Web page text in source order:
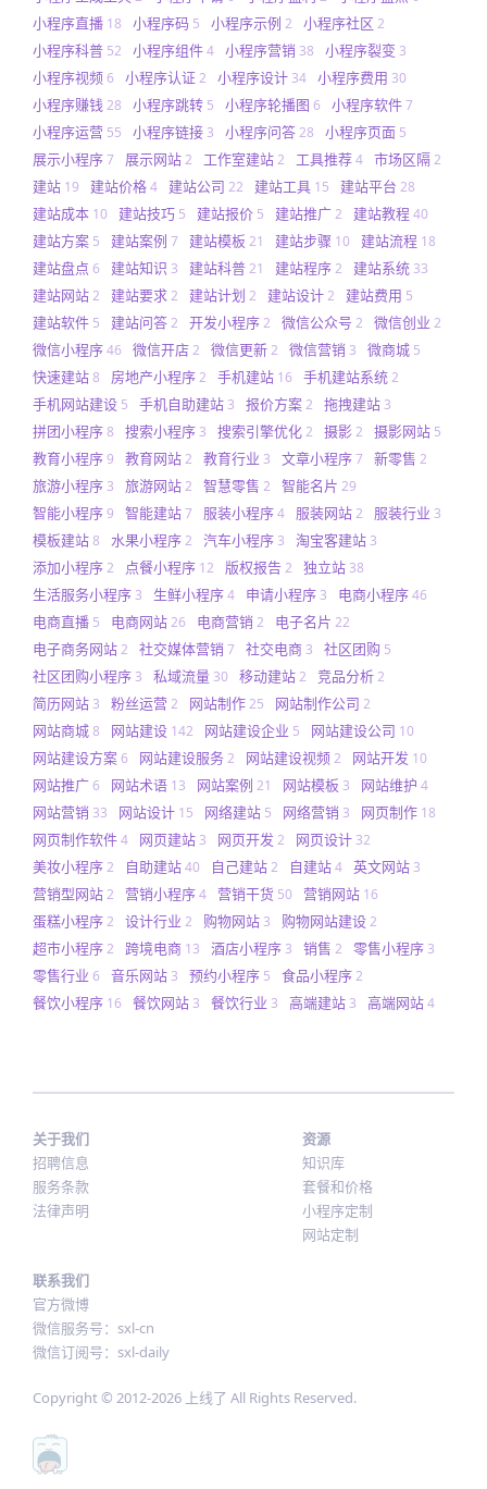
小程序直播 18 小程序码 5 小程序示例 2 小程序社区 2
小程序科普 52 小程序组件4 小程序营销 38 小程序裂变 3
小程序视频6 小程序认证2 小程序设计 34 小程序费用 30
小程序赚钱28 小程序跳转 5 小程序轮播图 6 小程序软件7
小程序运营 55 小程序链接 3 小程序问答28 小程序页面 5
展示小程序7 展示网站2 工作室建站2 工具推荐4 市场区隔2
建站 19 建站价格4 建站公司 22 建站工具 15 建站平台 28
建站成本 10 建站技巧 5 建站报价 5 建站推广2 建站教程40
建站方案 5 建站案例 7 建站模板 21 建站步骤 10 建站流程 18
建站盘点 6 建站知识 3 建站科普21 建站程序2 建站系统 33
建站网站2 建站要求2 建站计划 2 建站设计2 建站费用 5
建站软件 5 建站问答2 开发小程序2 微信公众号 2 微信创业 2
微信小程序46 微信开店2 微信更新2 微信营销 3 微商城 5
快速建站8 房地产小程序2 手机建站 16 手机建站系统2
手机网站建设 5 手机自助建站 3 报价方案2 拖拽建站 3
拼团小程序8 搜索小程序 3 搜索引擎优化2 摄影2 摄影网站 5
教育小程序9 教育网站2 教育行业 3 文章小程序7 新零售 2
旅游小程序 3 旅游网站2 智慧零售 2 智能名片 29
智能小程序9 智能建站7 服装小程序4 服装网站2 服装行业 3
模板建站8 水果小程序2 汽车小程序 3 淘宝客建站 3
添加小程序2 点餐小程序 12 版权报告2 独立站 38
生活服务小程序 3 生鲜小程序4 申请小程序 3 电商小程序46
电商直播 5 电商网站26 电商营销 2 电子名片 22
电子商务网站2 社交媒体营销 7 社交电商 3 社区团购 5
社区团购小程序 3 私域流量 30 移动建站2 竞品分析2
简历网站 3 粉丝运营2 网站制作25 网站制作公司 2
网站商城8 网站建设 142 网站建设企业 5 网站建设公司 10
网站建设方案6 网站建设服务2 网站建设视频2 网站开发 10
网站推广6 网站术语 13 网站案例 21 网站模板 3 网站维护 4
网站营销 33 网站设计 15 网络建站 5 网络营销 3 网页制作 18
网页制作软件4 网页建站 3 网页开发 2 网页设计 32
美妆小程序2 自助建站40 自己建站2 自建站4 英文网站 3
营销型网站2 营销小程序4 营销干货 50 营销网站 16
蛋糕小程序2 设计行业 2 购物网站 3 购物网站建设2
超市小程序2 跨境电商 13 酒店小程序 3 销售 2 零售小程序 3
零售行业 6 音乐网站 3 预约小程序 5 食品小程序2
餐饮小程序 16 餐饮网站 3 餐饮行业 3 高端建站 3 高端网站4
关于我们
招聘信息
服务条款
法律声明
资源
知识库
套餐和价格
小程序定制
网站定制
联系我们
官方微博
微信服务号：sxl-cn
微信订阅号：sxl-daily
Copyright © 2012-2026 上线了 All Rights Reserved.